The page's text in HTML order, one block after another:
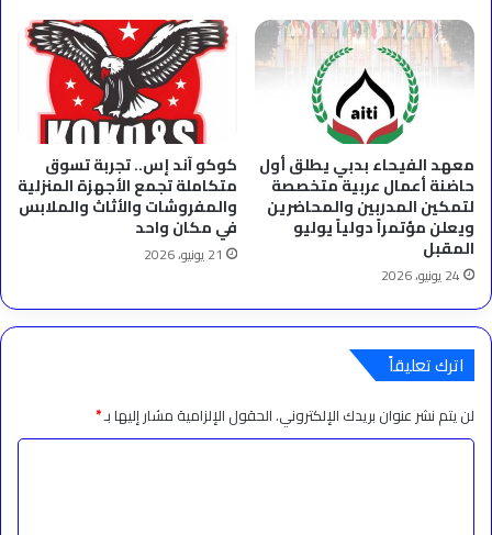
معهد الفيحاء بدبي يطلق أول
حاضنة أعمال عربية متخصصة
لتمكين المدربين والمحاضرين
ويعلن مؤتمراً دولياً يوليو
المقبل
24 يونيو، 2026
كوكو آند إس.. تجربة تسوق
متكاملة تجمع الأجهزة المنزلية
والمفروشات والأثاث والملابس
في مكان واحد
21 يونيو، 2026
اترك تعليقاً
لن يتم نشر عنوان بريدك الإلكتروني.الحقول الإلزامية مشار إليها بـ*